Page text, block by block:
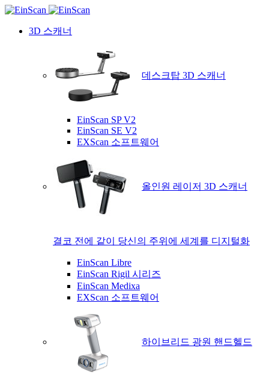
3D 스캐너
데스크탑 3D 스캐너
EinScan SP V2
EinScan SE V2
EXScan 소프트웨어
올인원 레이저 3D 스캐너
결코 전에 같이 당신의 주위에 세계를 디지털화
EinScan Libre
EinScan Rigil 시리즈
EinScan Medixa
EXScan 소프트웨어
하이브리드 광원 핸드헬드